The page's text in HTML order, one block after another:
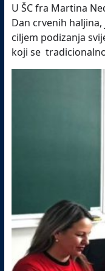
U ŠC fra Martina
Dan crvenih
ciljem podizanja
koji se